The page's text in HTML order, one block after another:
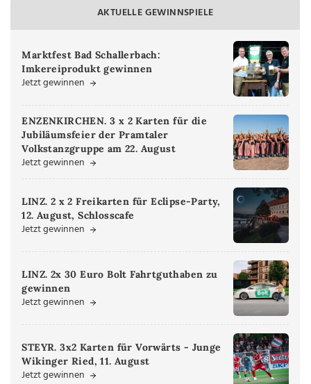
AKTUELLE GEWINNSPIELE
Marktfest Bad Schallerbach:
Imkereiprodukt gewinnen
Jetzt gewinnen
ENZENKIRCHEN. 3 x 2 Karten für die
Jubiläumsfeier der Pramtaler
Volkstanzgruppe am 22. August
Jetzt gewinnen
LINZ. 2 x 2 Freikarten für Eclipse-Party,
12. August, Schlosscafe
Jetzt gewinnen
LINZ. 2x 30 Euro Bolt Fahrtguthaben zu
gewinnen
Jetzt gewinnen
STEYR. 3x2 Karten für Vorwärts - Junge
Wikinger Ried, 11. August
Jetzt gewinnen